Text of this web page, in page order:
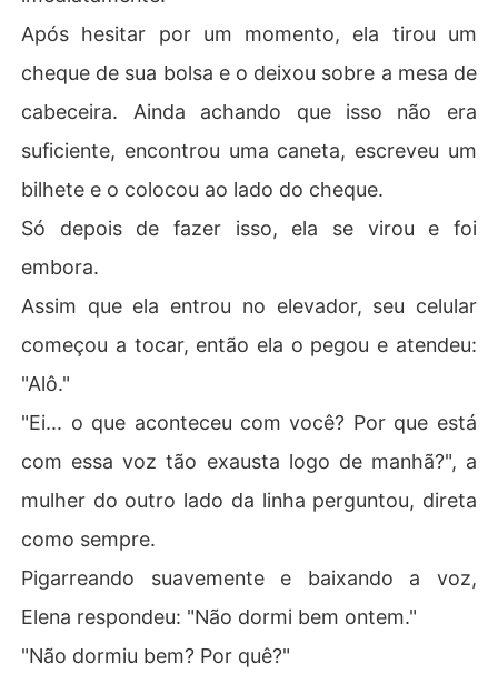
Após hesitar por um momento, ela tirou um
cheque de sua bolsa e o deixou sobre a mesa de
cabeceira. Ainda achando que isso não era
suficiente, encontrou uma caneta, escreveu um
bilhete e o colocou ao lado do cheque.
Só depois de fazer isso, ela se virou e foi
embora.
Assim que ela entrou no elevador, seu celular
começou a tocar, então ela o pegou e atendeu:
"Alô."
"Ei... o que aconteceu com você? Por que está
com essa voz tão exausta logo de manhã?", a
mulher do outro lado da linha perguntou, direta
como sempre.
Pigarreando suavemente e baixando a voz,
Elena respondeu: "Não dormi bem ontem."
"Não dormiu bem? Por quê?"